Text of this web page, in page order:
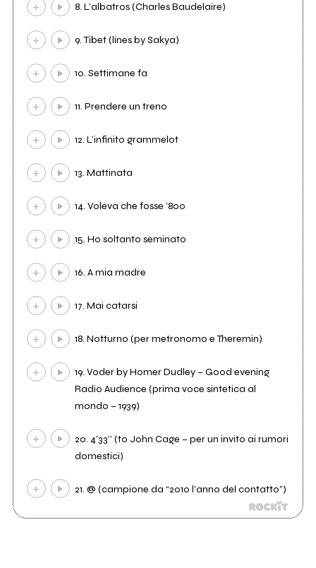
8. L’albatros (Charles Baudelaire)
9. Tibet (lines by Sakya)
10. Settimane fa
11. Prendere un treno
12. L’infinito grammelot
13. Mattinata
14. Voleva che fosse ’800
15. Ho soltanto seminato
16. A mia madre
17. Mai catarsi
18. Notturno (per metronomo e Theremin)
19. Voder by Homer Dudley – Good evening
Radio Audience (prima voce sintetica al
mondo – 1939)
20. 4’33’’ (to John Cage – per un invito ai rumori
domestici)
21. @ (campione da “2010 l’anno del contatto”)